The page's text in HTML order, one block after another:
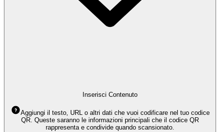
Inserisci Contenuto
Aggiungi il testo, URL o altri dati che vuoi codificare nel tuo codice
QR. Queste saranno le informazioni principali che il codice QR
rappresenta e condivide quando scansionato.